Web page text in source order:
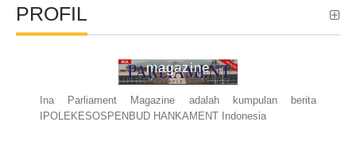
PROFIL
magazine
Ina Parliament Magazine adalah kumpulan berita
IPOLEKESOSPENBUD HANKAMENT Indonesia